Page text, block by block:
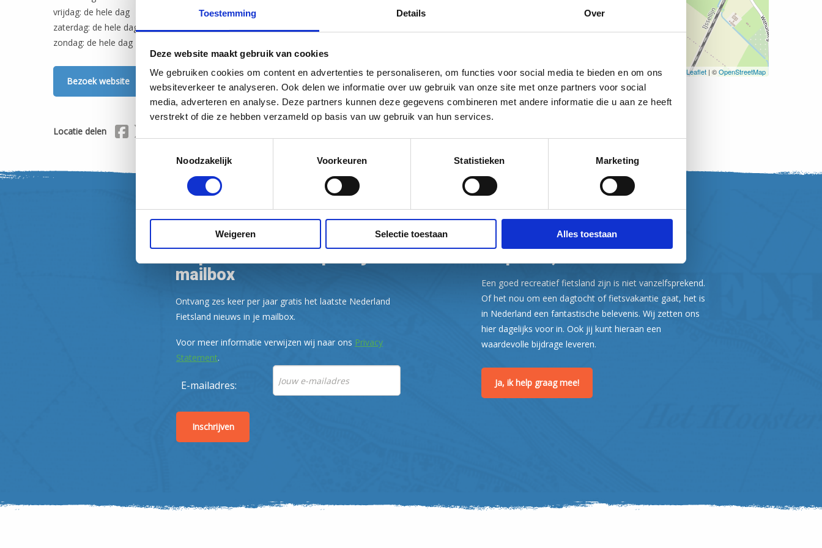
Toestemming Details Over
Deze website maakt gebruik van cookies
We gebruiken cookies om content en advertenties te personaliseren, om functies voor social media te bieden en om ons
websiteverkeer te analyseren. Ook delen we informatie over uw gebruik van onze site met onze partners voor social
media, adverteren en analyse. Deze partners kunnen deze gegevens combineren met andere informatie die u aan ze heeft
verstrekt of die ze hebben verzameld op basis van uw gebruik van hun services.
Noodzakelijk
Voorkeuren Statistieken Marketing
Weigeren Selectie toestaan Alles toestaan
vrijdag: de hele dag
zaterdag: de hele dag
zondag: de hele dag
Bezoek website
Locatie delen Delen via Facebook
Leaflet | ©OpenStreetMap
Nieuwsbrief
mailbox
Ontvang zes keer per jaar gratis het laatste Nederland
Fietsland nieuws in je mailbox.
Voor meer informatie verwijzen wij naar ons Privacy
Statement.
E-mailadres:
Een goed recreatief fietsland zijn is niet vanzelfsprekend.
Of het nou om een dagtocht of fietsvakantie gaat, het is
in Nederland een fantastische belevenis. Wij zetten ons
hier dagelijks voor in. Ook jij kunt hieraan een
waardevolle bijdrage leveren.
Ja, ik help graag mee!